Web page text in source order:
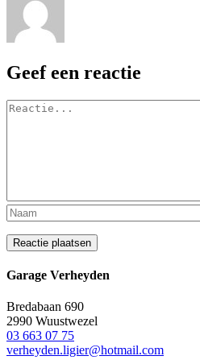
Geef een reactie
Reactie
Garage Verheyden
Bredabaan 690
2990 Wuustwezel
03 663 07 75
verheyden.ligier@hotmail.com